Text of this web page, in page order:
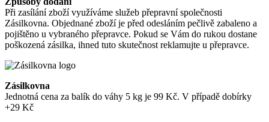
Při zasílání zboží využíváme služeb přepravní společnosti
Zásilkovna. Objednané zboží je před odesláním pečlivě zabaleno a
pojištěno u vybraného přepravce. Pokud se Vám do rukou dostane
poškozená zásilka, ihned tuto skutečnost reklamujte u přepravce.
Zásilkovna
Jednotná cena za balík do váhy 5 kg je 99 Kč. V případě dobírky
+29 Kč